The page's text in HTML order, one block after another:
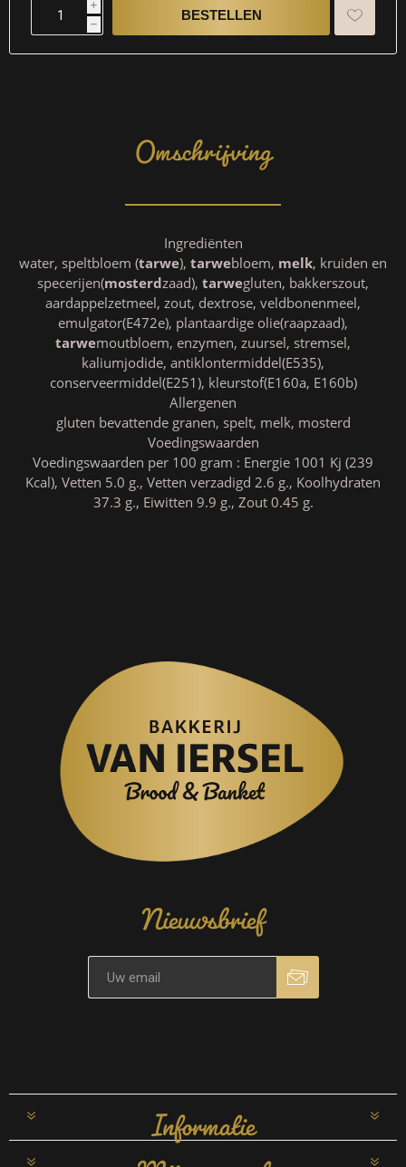
i
h
Omschrijving
Ingrediënten
water, speltbloem (tarwe), tarwebloem, melk, kruiden en
specerijen(mosterdzaad), tarwegluten, bakkerszout,
aardappelzetmeel, zout, dextrose, veldbonenmeel,
emulgator(E472e), plantaardige olie(raapzaad),
tarwemoutbloem, enzymen, zuursel, stremsel,
kaliumjodide, antiklontermiddel(E535),
conserveermiddel(E251), kleurstof(E160a, E160b)
Allergenen
gluten bevattende granen, spelt, melk, mosterd
Voedingswaarden
Voedingswaarden per 100 gram : Energie 1001 Kj (239
Kcal), Vetten 5.0 g., Vetten verzadigd 2.6 g., Koolhydraten
37.3 g., Eiwitten 9.9 g., Zout 0.45 g.
Nieuwsbrief
Informatie